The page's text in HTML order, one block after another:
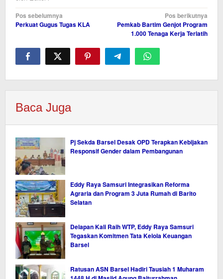
Navigasi
pos
Pos sebelumnya
Perkuat Gugus Tugas KLA
Pos berikutnya
Pemkab Bartim Genjot Program
1.000 Tenaga Kerja Terlatih
Baca Juga
Pj Sekda Barsel Desak OPD Terapkan Kebijakan
Responsif Gender dalam Pembangunan
Eddy Raya Samsuri Integrasikan Reforma
Agraria dan Program 3 Juta Rumah di Barito
Selatan
Delapan Kali Raih WTP, Eddy Raya Samsuri
Tegaskan Komitmen Tata Kelola Keuangan
Barsel
Ratusan ASN Barsel Hadiri Tausiah 1 Muharam